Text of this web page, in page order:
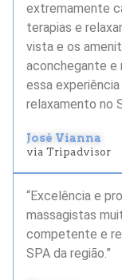
extremamente
terapias e
vista e os
aconchegante e
essa
relaxamento no
José Vianna
via Tripadvisor
“Excelência e
massagistas
competente e
SPA da região.”